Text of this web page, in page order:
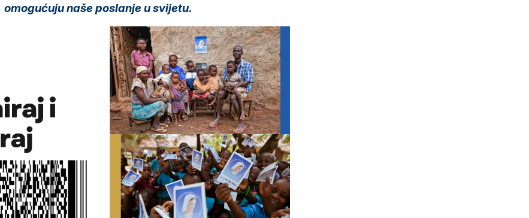
omogućuju naše poslanje u svijetu.